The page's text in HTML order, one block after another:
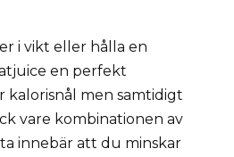
i vikt eller hålla en
en perfekt
kalorisnål men samtidigt
vare kombinationen av
innebär att du minskar